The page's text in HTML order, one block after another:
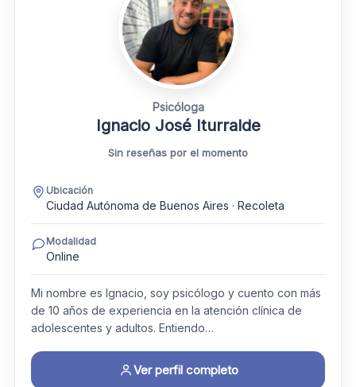
Psicóloga
Ignacio José Iturralde
Sin reseñas por el momento
Ubicación
Ciudad Autónoma de Buenos Aires · Recoleta
Modalidad
Online
Mi nombre es Ignacio, soy psicólogo y cuento con más
de 10 años de experiencia en la atención clínica de
adolescentes y adultos. Entiendo…
Ver perfil completo